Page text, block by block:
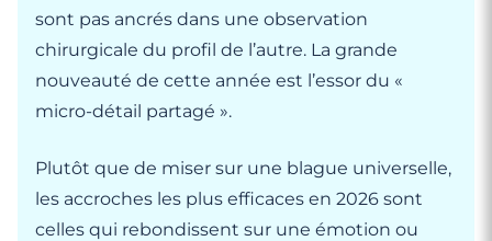
sont pas ancrés dans une observation
chirurgicale du profil de l’autre. La grande
nouveauté de cette année est l’essor du «
micro-détail partagé ».
Plutôt que de miser sur une blague universelle,
les accroches les plus efficaces en 2026 sont
celles qui rebondissent sur une émotion ou